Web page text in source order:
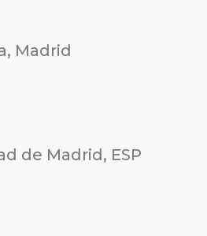
Madrid
de Madrid, ESP